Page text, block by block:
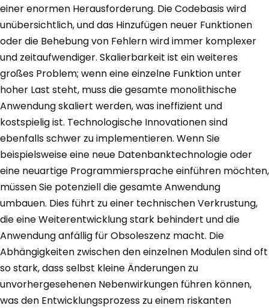
einer enormen Herausforderung. Die Codebasis wird
unübersichtlich, und das Hinzufügen neuer Funktionen
oder die Behebung von Fehlern wird immer komplexer
und zeitaufwendiger. Skalierbarkeit ist ein weiteres
großes Problem; wenn eine einzelne Funktion unter
hoher Last steht, muss die gesamte monolithische
Anwendung skaliert werden, was ineffizient und
kostspielig ist. Technologische Innovationen sind
ebenfalls schwer zu implementieren. Wenn Sie
beispielsweise eine neue Datenbanktechnologie oder
eine neuartige Programmiersprache einführen möchten,
müssen Sie potenziell die gesamte Anwendung
umbauen. Dies führt zu einer technischen Verkrustung,
die eine Weiterentwicklung stark behindert und die
Anwendung anfällig für Obsoleszenz macht. Die
Abhängigkeiten zwischen den einzelnen Modulen sind oft
so stark, dass selbst kleine Änderungen zu
unvorhergesehenen Nebenwirkungen führen können,
was den Entwicklungsprozess zu einem riskanten